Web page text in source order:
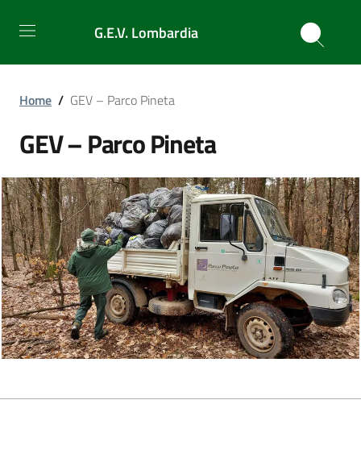
G.E.V. Lombardia
Home / GEV – Parco Pineta
GEV – Parco Pineta